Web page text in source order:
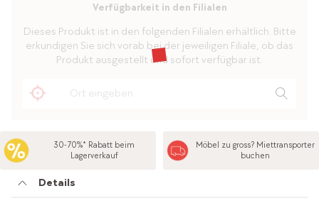
Verfügbarkeit in den Filialen
Dieses Produkt ist in den folgenden Filialen erhältlich. Bitte
erkundigen Sie sich vorab bei der jeweiligen Filiale, ob das
Produkt ausgestellt und sofort verfügbar ist.
30-70%* Rabatt beim
Lagerverkauf
Möbel zu gross? Miettransporter
buchen
Details